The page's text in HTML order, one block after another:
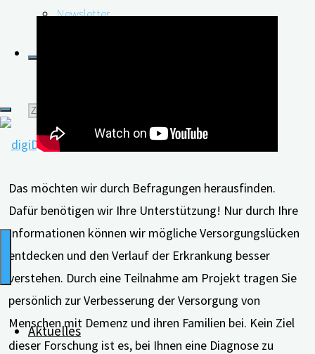
Newsletter
Suchen
Aktuelles
Das möchten wir durch Befragungen herausfinden.
Dafür benötigen wir Ihre Unterstützung! Nur durch Ihre
Informationen können wir mögliche Versorgungslücken
entdecken und den Verlauf der Erkrankung besser
verstehen. Durch eine Teilnahme am Projekt tragen Sie
persönlich zur Verbesserung der Versorgung von
Menschen mit Demenz und ihren Familien bei. Kein Ziel
dieser Forschung ist es, bei Ihnen eine Diagnose zu